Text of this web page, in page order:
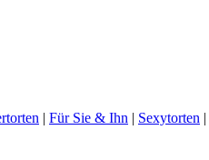
| Für Sie & Ihn | Sexytorten |